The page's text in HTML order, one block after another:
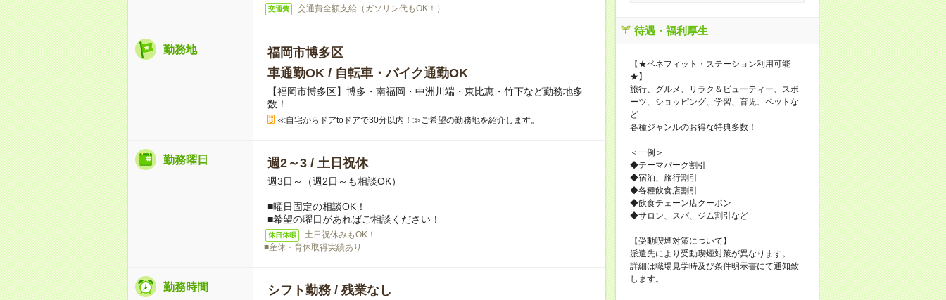
交通費 交通費全額支給（ガソリン代もOK！）
勤務地
福岡市博多区
車通勤OK / 自転車・バイク通勤OK
【福岡市博多区】博多・南福岡・中洲川端・東比恵・竹下など勤務地多
数！
≪自宅からドアtoドアで30分以内！≫ご希望の勤務地を紹介します。
勤務曜日 週2～3 / 土日祝休
週3日～（週2日～も相談OK）
■曜日固定の相談OK！
■希望の曜日があればご相談ください！
休日休暇
土日祝休みもOK！
■産休・育休取得実績あり
勤務時間 シフト勤務 / 残業なし
待遇・福利厚生
【★ベネフィット・ステーション利用可能
★】
旅行、グルメ、リラク＆ビューティー、スポ
ーツ、ショッピング、学習、育児、ペットな
ど
各種ジャンルのお得な特典多数！
＜一例＞
◆テーマパーク割引
◆宿泊、旅行割引
◆各種飲食店割引
◆飲食チェーン店クーポン
◆サロン、スパ、ジム割引など
【受動喫煙対策について】
派遣先により受動喫煙対策が異なります。
詳細は職場見学時及び条件明示書にて通知致
します。